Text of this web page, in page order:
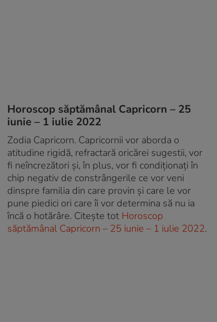
Horoscop săptămânal Capricorn – 25
iunie – 1 iulie 2022
Zodia Capricorn. Capricornii vor aborda o
atitudine rigidă, refractară oricărei sugestii, vor
fi neîncrezători și, în plus, vor fi condiționați în
chip negativ de constrângerile ce vor veni
dinspre familia din care provin și care le vor
pune piedici ori care îi vor determina să nu ia
încă o hotărâre. Citește tot Horoscop
săptămânal Capricorn – 25 iunie – 1 iulie 2022.